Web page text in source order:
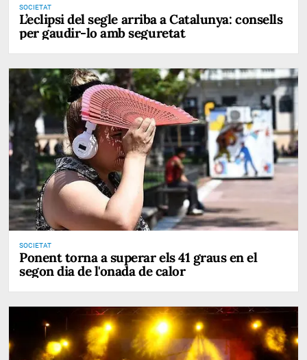
SOCIETAT
L’eclipsi del segle arriba a Catalunya: consells
per gaudir-lo amb seguretat
SOCIETAT
Ponent torna a superar els 41 graus en el
segon dia de l'onada de calor